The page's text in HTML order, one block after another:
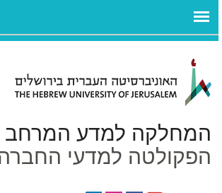
לתוכן העיקרי
גבוהה
המחלקה למדע המרחב
הפקולטה למדעי החברה